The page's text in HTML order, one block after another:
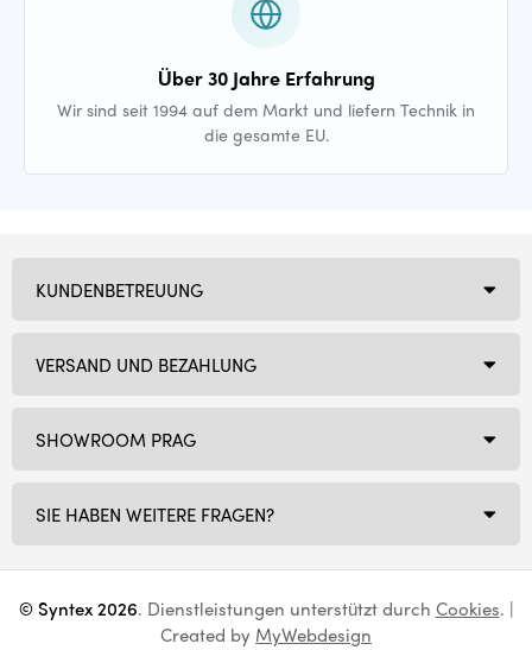
Über 30 Jahre Erfahrung
Wir sind seit 1994 auf dem Markt und liefern Technik in
die gesamte EU.
SHOWROOM PRAG
SIE HABEN WEITERE FRAGEN?
KUNDENBETREUUNG
VERSAND UND BEZAHLUNG
© Syntex 2026. Dienstleistungen unterstützt durch Cookies. |
Created by MyWebdesign